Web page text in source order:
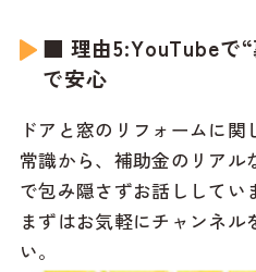
■ 理由5:YouTubeで
で安心
ドアと窓のリフォームに
常識から、補助金のリアル
で包み隠さずお話ししてい
まずはお気軽にチャンネル
い。